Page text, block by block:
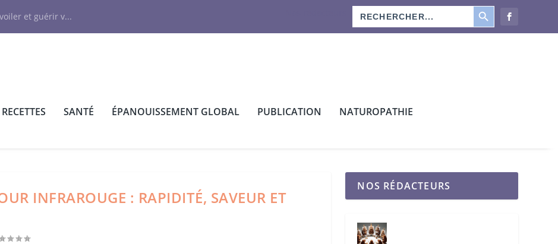
et guérir v...
Search
for:
SEARCH BUTTON
RECETTES SANTÉ ÉPANOUISSEMENT GLOBAL PUBLICATION NATUROPATHIE
INFRAROUGE : RAPIDITÉ, SAVEUR ET
NOS RÉDACTEURS